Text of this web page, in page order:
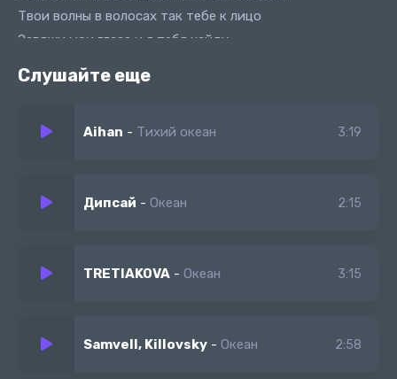
Твои волны в волосах так тебе к лицо
Завяжи мои глаза и я тебя найду
Ветер дует по веснушкам Я уже в твоей ловушке
Прошепчу тебе на ушко Я тебя люблю
Ты в моей голове не уйдёшь наверное
Слушайте еще
Aihan - Тихий океан 3:19
Дипсай - Океан 2:15
TRETIAKOVA - Океан 3:15
Samvell, Killovsky - Океан 2:58